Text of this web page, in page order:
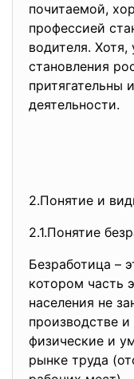
почитаемой,
профессией
водителя. Хотя,
становления
притягательны
деятельности.
2.Понятие и
2.1.Понятие
Безработица –
котором часть
населения не
производстве
физические и
рынке труда